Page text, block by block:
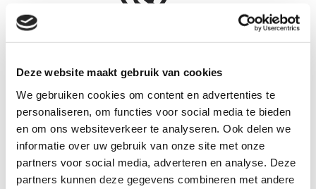
Deze website maakt gebruik van cookies
We gebruiken cookies om content en advertenties te
personaliseren, om functies voor social media te bieden
en om ons websiteverkeer te analyseren. Ook delen we
informatie over uw gebruik van onze site met onze
partners voor social media, adverteren en analyse. Deze
partners kunnen deze gegevens combineren met andere
Accepteer marketingcookies om deze kaart te
bekijken.
Accept cookies